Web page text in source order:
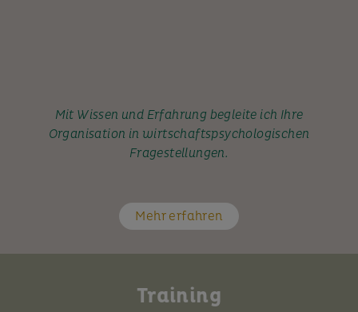
Mit Wissen und Erfahrung begleite ich Ihre
Organisation in wirtschaftspsychologischen
Fragestellungen.
Mehr erfahren
Training